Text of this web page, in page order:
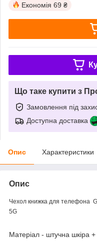
Економія 69 ₴
Що таке купити з
Замовлення під
Доступна доставка
Опис Характеристики
Опис
Чехол книжка для телефона
5G
Матеріал - штучна шкіра +